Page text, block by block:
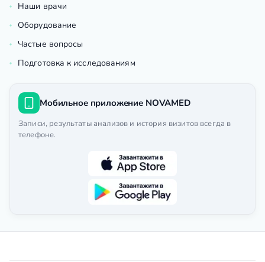
Наши врачи
Оборудование
Частые вопросы
Подготовка к исследованиям
Мобильное приложение NOVAMED
Записи, результаты анализов и история визитов всегда в
телефоне.